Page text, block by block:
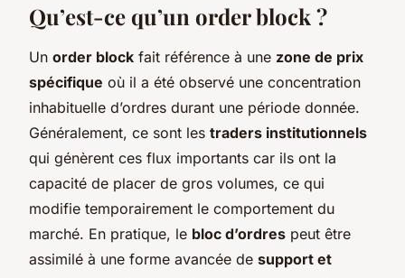
Qu’est-ce qu’un order block ?
Un order block fait référence à une zone de prix
spécifique où il a été observé une concentration
inhabituelle d’ordres durant une période donnée.
Généralement, ce sont les traders institutionnels
qui génèrent ces flux importants car ils ont la
capacité de placer de gros volumes, ce qui
modifie temporairement le comportement du
marché. En pratique, le bloc d’ordres peut être
assimilé à une forme avancée de support et